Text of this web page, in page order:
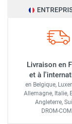
Livraison en
et à
en Belgique,
Allemagne, Italie,
Angleterre,
DROM-